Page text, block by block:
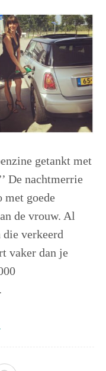
getankt met
De nachtmerrie
met goede
de vrouw. Al
verkeerd
vaker dan je